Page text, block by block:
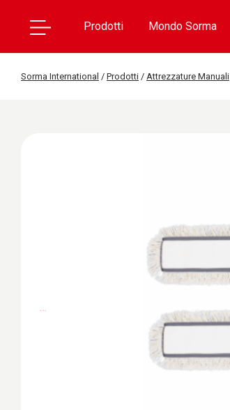
Prodotti Mondo Sorma
Sorma International / Prodotti / Attrezzature Manuali
…